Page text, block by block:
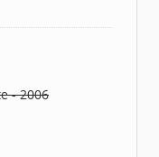
- 2006